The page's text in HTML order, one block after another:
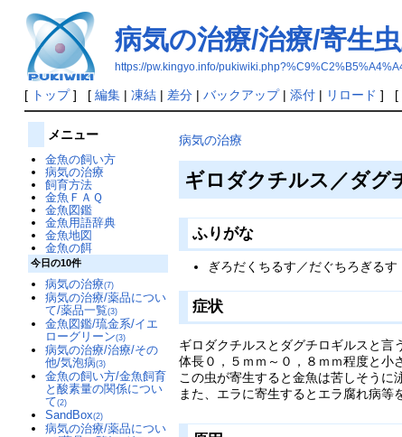
病気の治療/治療/寄生
https://pw.kingyo.info/
[ トップ] [ 編集| 凍結| 差分| バックアップ| 添付| リロード ] [
病気の治療
ギロダクチルス／ダグ
ふりがな
ぎろだくちるす／だぐちろぎるす
症状
ギロダクチルスとダグチロギルスと言
体長０，５ｍｍ～０，８ｍｍ程度と小
この虫が寄生すると金魚は苦しそうに
また、エラに寄生するとエラ腐れ病等
メニュー
金魚の飼い方
病気の治療
飼育方法
金魚ＦＡＱ
金魚図鑑
金魚用語辞典
金魚地図
金魚の餌
今日の10件
病気の治療(7)
病気の治療/薬品につい
て/薬品一覧(3)
金魚図鑑/琉金系/イエ
ローグリーン(3)
病気の治療/治療/その
他/気泡病(3)
金魚の飼い方/金魚飼育
と酸素量の関係につい
て(2)
SandBox(2)
病気の治療/薬品につい